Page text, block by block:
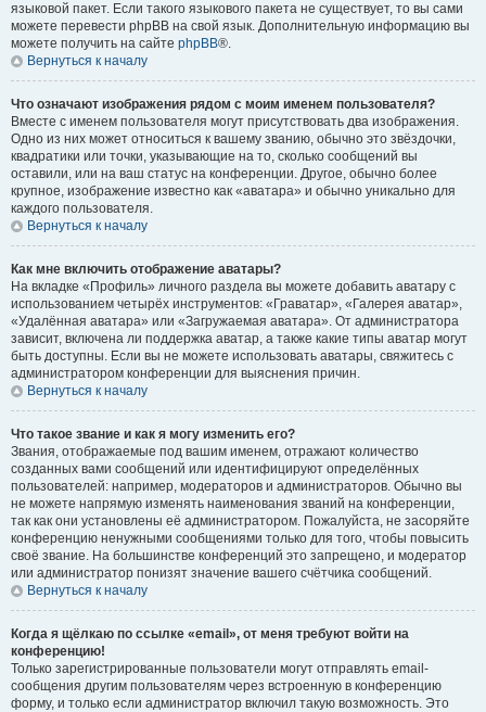
языковой пакет. Если такого языкового пакета не существует, то вы сами
можете перевести phpBB на свой язык. Дополнительную информацию вы
можете получить на сайте phpBB®.
Вернуться к началу
Что означают изображения рядом с моим именем пользователя?
Вместе с именем пользователя могут присутствовать два изображения.
Одно из них может относиться к вашему званию, обычно это звёздочки,
квадратики или точки, указывающие на то, сколько сообщений вы
оставили, или на ваш статус на конференции. Другое, обычно более
крупное, изображение известно как «аватара» и обычно уникально для
каждого пользователя.
Вернуться к началу
Как мне включить отображение аватары?
На вкладке «Профиль» личного раздела вы можете добавить аватару с
использованием четырёх инструментов: «Граватар», «Галерея аватар»,
«Удалённая аватара» или «Загружаемая аватара». От администратора
зависит, включена ли поддержка аватар, а также какие типы аватар могут
быть доступны. Если вы не можете использовать аватары, свяжитесь с
администратором конференции для выяснения причин.
Вернуться к началу
Что такое звание и как я могу изменить его?
Звания, отображаемые под вашим именем, отражают количество
созданных вами сообщений или идентифицируют определённых
пользователей: например, модераторов и администраторов. Обычно вы
не можете напрямую изменять наименования званий на конференции,
так как они установлены её администратором. Пожалуйста, не засоряйте
конференцию ненужными сообщениями только для того, чтобы повысить
своё звание. На большинстве конференций это запрещено, и модератор
или администратор понизят значение вашего счётчика сообщений.
Вернуться к началу
Когда я щёлкаю по ссылке «email», от меня требуют войти на
конференцию!
Только зарегистрированные пользователи могут отправлять email-
сообщения другим пользователям через встроенную в конференцию
форму, и только если администратор включил такую возможность. Это